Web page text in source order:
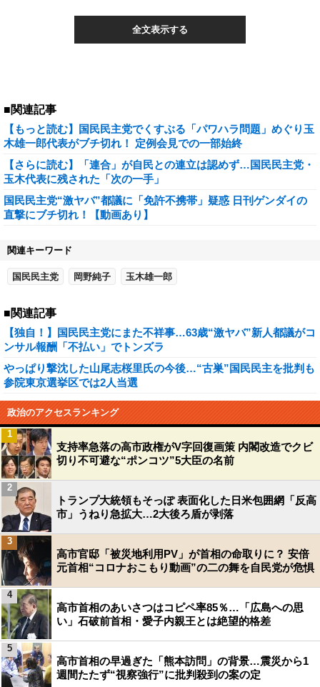
全文表示する
■関連記事
【もっと読む】国民民主党でくすぶる「パワハラ問題」めぐり玉
木雄一郎代表がブチ切れ！ 定例会見での一部始終
【さらに読む】「連合」が自民との連立は認めず…国民民主党・
玉木代表に残された「次の一手」
国民民主党“激ヤバ”都議に「免許不携帯」疑惑 日刊ゲンダイの
直撃にブチ切れ！【動画あり】
関連キーワード
国民民主党 岡野純子 玉木雄一郎
■関連記事
【独自！】国民民主党にまた不祥事…63歳“激ヤバ”新人都議がコ
ンサル報酬「不払い」でトンズラ
やっぱり撃沈した山尾志桜里氏の今後…“古巣”国民民主を批判も
参院東京選挙区では2人当選
政治のアクセスランキング
支持率急落の高市政権がV字回復画策 内閣改造でクビ
切り不可避な“ポンコツ”5大臣の名前
1
トランプ大統領もそっぽ 表面化した日米包囲網「反高
市」うねり急拡大…2大後ろ盾が剥落
2
高市官邸「被災地利用PV」が首相の命取りに？ 安倍
元首相“コロナおこもり動画”の二の舞を自民党が危惧
3
高市首相のあいさつはコピペ率85％…「広島への思
い」石破前首相・愛子内親王とは絶望的格差
4
高市首相の早過ぎた「熊本訪問」の背景…震災から1
週間たたず“視察強行”に批判殺到の案の定
5